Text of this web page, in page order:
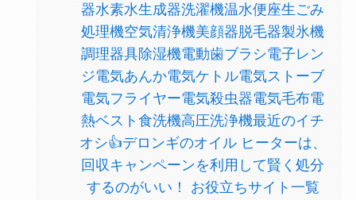
器水素水生成器洗濯機温水便座生ごみ
処理機空気清浄機美顔器脱毛器製氷機
調理器具除湿機電動歯ブラシ電子レン
ジ電気あんか電気ケトル電気ストーブ
電気フライヤー電気殺虫器電気毛布電
熱ベスト食洗機高圧洗浄機最近のイチ
オシ👍デロンギのオイル ヒーターは、
回収キャンペーンを利用して賢く処分
するのがいい！ お役立ちサイト一覧